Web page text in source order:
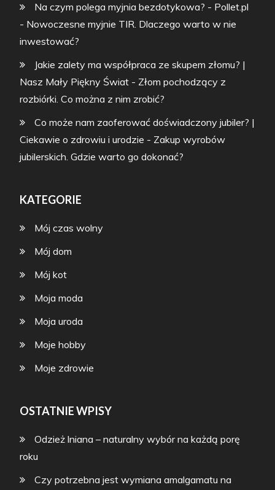
Na czym polega myjnia bezdotykowa? - Pollet.pl
- Nowoczesne myjnie TIR. Dlaczego warto w nie
inwestować?
Jakie zalety ma współpraca ze skupem złomu? |
Nasz Mały Piękny Świat - Złom pochodzący z
rozbiórki. Co można z nim zrobić?
Co może nam zaoferować doświadczony jubiler? |
Ciekawie o zdrowiu i urodzie - Zakup wyrobów
jubilerskich. Gdzie warto go dokonać?
KATEGORIE
Mój czas wolny
Mój dom
Mój kot
Moja moda
Moja uroda
Moje hobby
Moje zdrowie
OSTATNIE WPISY
Odzież lniana – naturalny wybór na każdą porę
roku
Czy potrzebna jest wymiana amalgamatu na